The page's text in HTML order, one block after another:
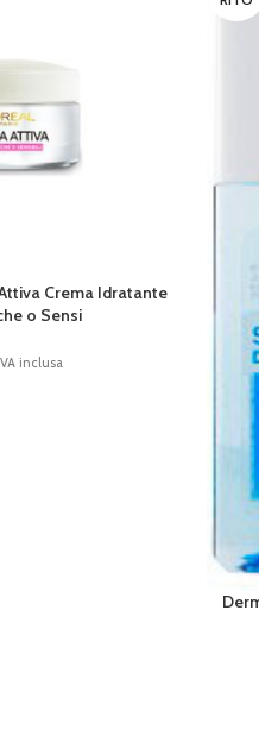
Crema Idratante
o Sensi
inclusa